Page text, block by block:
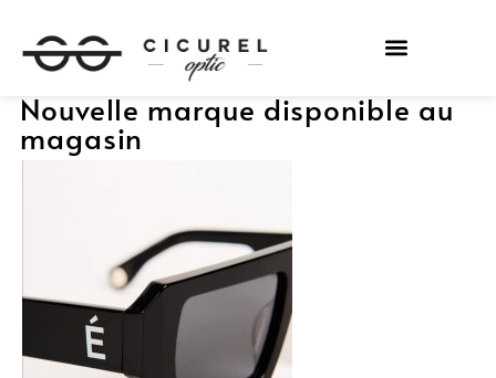
Nouvelle marque disponible au
magasin